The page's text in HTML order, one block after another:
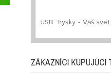
USB Trysky - Váš
ZÁKAZNÍCI KUPUJÚCI